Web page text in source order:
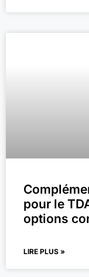
pour le
options
LIRE PLUS »